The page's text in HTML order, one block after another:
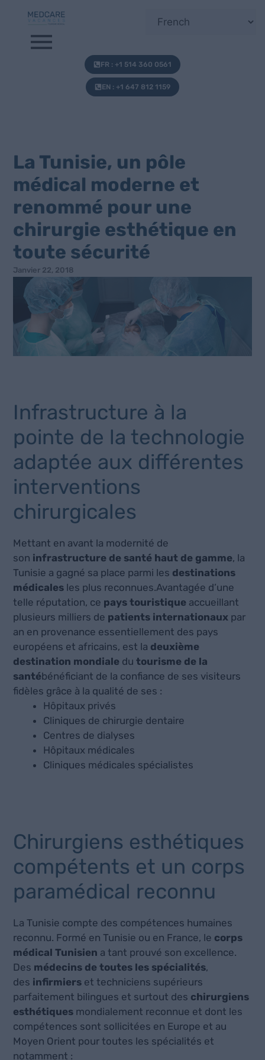
FR : +1 514 360 0561
EN : +1 647 812 1159
La Tunisie, un pôle
médical moderne et
renommé pour une
chirurgie esthétique en
toute sécurité
Janvier 22, 2018
Infrastructure à la
pointe de la technologie
adaptée aux différentes
interventions
chirurgicales
Mettant en avant la modernité de
son infrastructure de santé haut de gamme, la
Tunisie a gagné sa place parmi les destinations
médicales les plus reconnues.Avantagée d’une
telle réputation, ce pays touristique accueillant
plusieurs milliers de patients internationaux par
an en provenance essentiellement des pays
européens et africains, est la deuxième
destination mondiale dutourisme de la
santébénéficiant de la confiance de ses visiteurs
fidèles grâce à la qualité de ses :
Hôpitaux privés
Cliniques de chirurgie dentaire
Centres de dialyses
Hôpitaux médicales
Cliniques médicales spécialistes
Chirurgiens esthétiques
compétents et un corps
paramédical reconnu
La Tunisie compte des compétences humaines
reconnu. Formé en Tunisie ou en France, le corps
médical Tunisien a tant prouvé son excellence.
Des médecins de toutes les spécialités,
des infirmiers et techniciens supérieurs
parfaitement bilingues et surtout des chirurgiens
esthétiques mondialement reconnue et dont les
compétences sont sollicitées en Europe et au
Moyen Orient pour toutes les spécialités et
notamment :